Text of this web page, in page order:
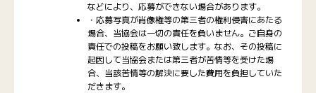
などにより、応募ができない場合があります。
・応募写真が肖像権等の第三者の権利侵害にあたる
場合、当協会は一切の責任を負いません。ご自身の
責任での投稿をお願い致します。なお、その投稿に
起因して当協会または第三者が苦情等を受けた場
合、当該苦情等の解決に要した費用を負担していた
だきます。